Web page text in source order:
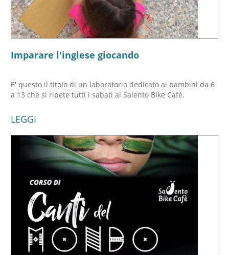
Imparare l'inglese giocando
E' questo il titolo di un laboratorio dedicato ai bambini da 6
a 13 che si ripete tutti i sabati al Salento BIke Cafè.
LEGGI